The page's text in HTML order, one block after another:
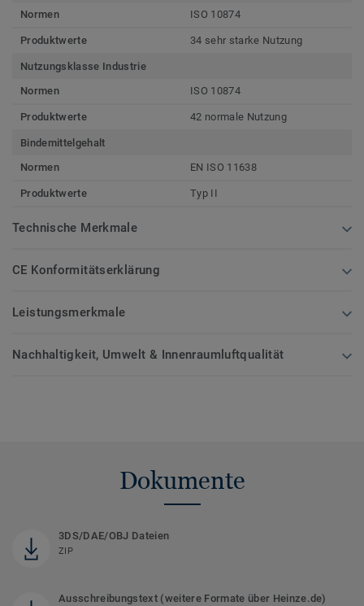
Normen
ISO 10874
Produktwerte 34 sehr starke Nutzung
Nutzungsklasse Industrie
Normen
ISO 10874
Produktwerte 42 normale Nutzung
Bindemittelgehalt
Normen
EN ISO 11638
Produktwerte Typ II
Technische Merkmale
CE Konformitätserklärung
Leistungsmerkmale
Nachhaltigkeit, Umwelt & Innenraumluftqualität
Dokumente
3DS/DAE/OBJ Dateien
ZIP
Ausschreibungstext (weitere Formate über Heinze.de)